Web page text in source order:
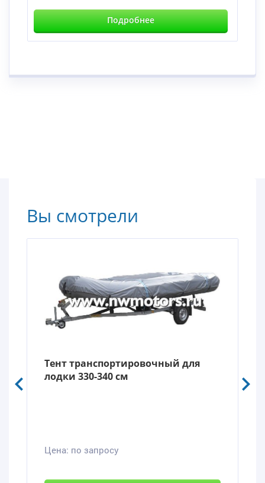
Подробнее
Вы смотрели
Тент транспортировочный для
лодки 330-340 см
Цена: по запросу